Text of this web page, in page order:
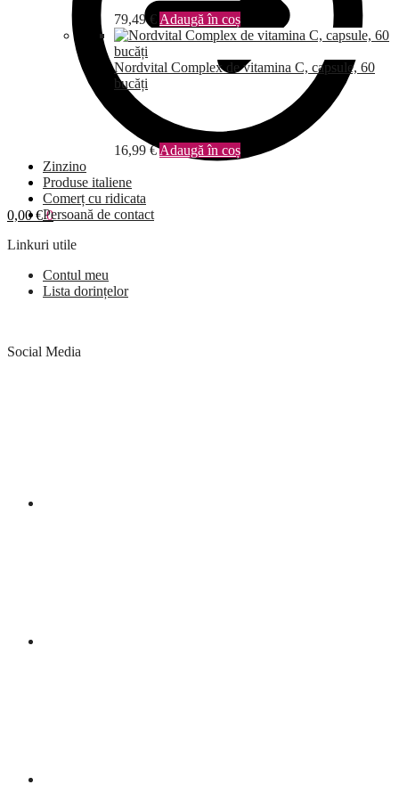
0,00€ 0
79,49 € Adaugă în coș
Nordvital Complex de vitamina C, capsule, 60
bucăți
16,99 € Adaugă în coș
Zinzino
Produse italiene
Comerț cu ridicata
Persoană de contact
Linkuri utile
Contul meu
Lista dorințelor
Social Media